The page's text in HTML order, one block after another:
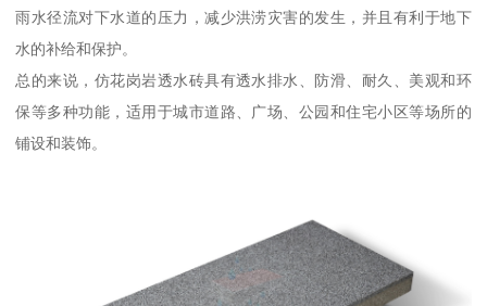
雨水径流对下水道的压力，减少洪涝灾害的发生，并且有利于地下
水的补给和保护。
总的来说，仿花岗岩透水砖具有透水排水、防滑、耐久、美观和环
保等多种功能，适用于城市道路、广场、公园和住宅小区等场所的
铺设和装饰。